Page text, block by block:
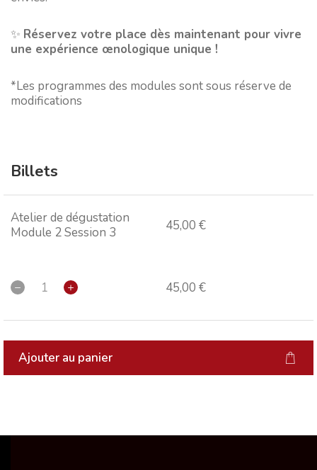
✨ Réservez votre place dès maintenant pour vivre
une expérience œnologique unique !
*Les programmes des modules sont sous réserve de
modifications
Billets
Atelier de dégustation
Module 2 Session 3
45,00 €
45,00 €
Ajouter au panier